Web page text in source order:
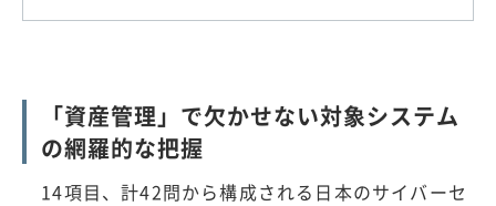
「資産管理」で欠かせない対象システム
の網羅的な把握
14項目、計42問から構成される日本のサイバーセ